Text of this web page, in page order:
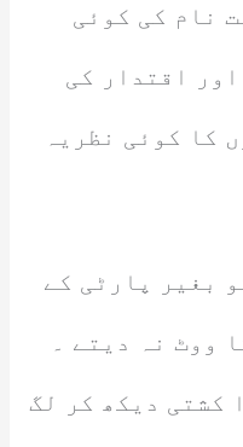
نام کی کوئی
اقتدار کی
کا کوئی نظریہ
بغیر پارٹی کے
ووٹ نہ دیتے ۔
کشتی دیکھ کر لگ